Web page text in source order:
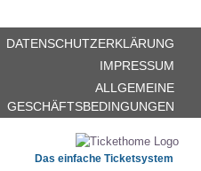
DATENSCHUTZERKLÄRUNG
IMPRESSUM
ALLGEMEINE
GESCHÄFTSBEDINGUNGEN
Das einfache Ticketsystem